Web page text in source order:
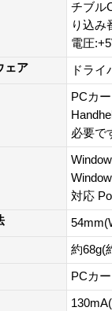
チブル
り込み
電圧
ェア
ドライ
PCカ
必要で
対応
約68g(
PCカ